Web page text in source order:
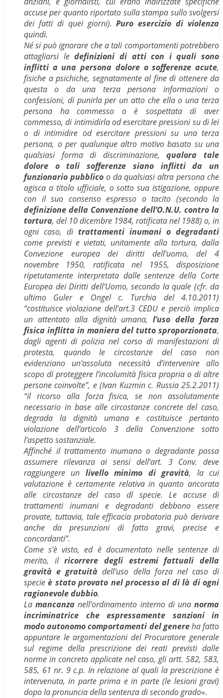
accuse per quanto riportato sulla stampa sullo svolgersi
dei fatti di quei giorni).Puro esercizio di violenza
quindi.
Né si può ignorare che a tali comportamenti potrebbero
attagliarsi ledefinizioni di atti con i quali sono
inflitti a una persona dolore o sofferenze acute,
fisiche a psichiche, segnatamente al fine di ottenere da
questa o da una terza persona informazioni o
confessioni, di punirla per un atto che ella o una terza
persona ha commesso o è sospettata di aver
commesso, di intimidirla od esercitare pressioni su di lei
o di intimidire od esercitare pressioni su una terza
persona, o per qualunque altro motivo basato su una
qualsiasi forma di discriminazione,qualora tale
dolore o tali sofferenze siano inflitti da un
funzionario pubblicoo da qualsiasi altra persona che
agisca a titolo ufficiale, o sotto sua istigazione, oppure
con il suo consenso espresso o tacito (secondo la
definizione della Convenzione dell’O.N.U. contro la
tortura, del 10 dicembre 1984, ratificata nel 1988) o, in
ogni caso, di trattamenti inumani o degradanti
come previsti e vietati, unitamente alla tortura, dalla
Convezione europea dei diritti dell’uomo, del 4
novembre 1950, ratificata nel 1955, disposizione
ripetutamente interpretata dalle sentenze della Corte
Europea dei Diritti dell’Uomo, secondo la quale (cfr. da
ultimo Guler e Ongel c. Turchia del 4.10.2011)
“costituisce violazione dell’art.3 CEDU e perciò implica
un attentato alla dignità umana,l’uso della forza
fisica inflitta in maniera del tutto sproporzionata,
dagli agenti di polizia nel corso di manifestazioni di
protesta, quando le circostanze del caso non
evidenziano un’assoluta necessità d’intervenire allo
scopo di proteggere l’incolumità fisica propria o di altre
persone coinvolte”, e (Ivan Kuzmin c. Russia 25.2.2011)
“il ricorso alla forza fisica, se non assolutamente
necessario in base alle circostanze concrete del caso,
degrada la dignità umana e costituisce pertanto
violazione dell’articolo 3 della Convenzione sotto
l’aspetto sostanziale.
Affinché il trattamento inumano o degradante possa
assumere rilevanza ai sensi dell’art. 3 Conv. deve
raggiungere un livello minimo di gravità, la cui
valutazione è certamente relativa in quanto ancorata
alle circostanze del caso dl specie. Le accuse di
trattamenti inumani e degradanti debbono essere
provate, tuttavia, tale efficacia probatoria può derivare
anche da presunzioni di fatto gravi, precise e
concordanti”.
Come s’è visto, ed è documentato nelle sentenze di
merito, ilricorrere degli estremi fattuali della
gravità e gratuità dell’uso della forza nel caso di
specieè stato provato nel processo al di là di ogni
ragionevole dubbio.
Lamancanza nell’ordinamento interno di unanorma
incriminatrice che espressamente sanzioni in
modo autonomo comportamenti del genereha fatto
appuntare le argomentazioni del Procuratore generale
sul regime della prescrizione dei reati previsti dalle
norme in concreto applicate nel caso, gli artt. 582, 583,
585, 61 nr. 9 c.p. In relazione al quali la prescrizione è
intervenuta, in parte prima e in parte (le lesioni gravi)
dopo la pronuncia della sentenza di secondo grado».